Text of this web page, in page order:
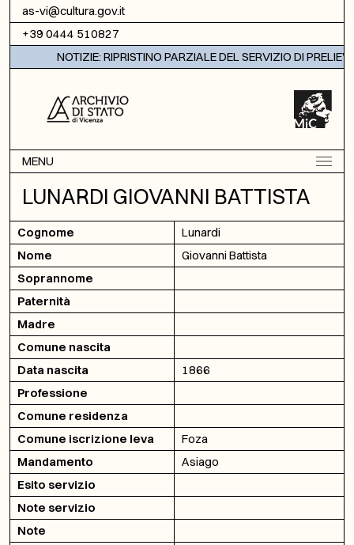
Vai al contenuto
as-vi@cultura.gov.it
+39 0444 510827
NOTIZIE: RIPRISTINO PARZIALE DEL SERVIZIO DI
MENU
LUNARDI GIOVANNI BATTISTA
Cognome
Lunardi
Nome
Giovanni Battista
Soprannome
Paternità
Madre
Comune nascita
Data nascita
1866
Professione
Comune residenza
Comune iscrizione leva
Foza
Mandamento
Asiago
Esito servizio
Note servizio
Note